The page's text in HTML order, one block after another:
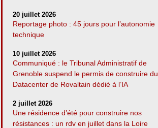
20 juillet 2026
Reportage photo : 45 jours pour l’autonomie
technique
10 juillet 2026
Communiqué : le Tribunal Administratif de
Grenoble suspend le permis de construire du
Datacenter de Rovaltain dédié à l’IA
2 juillet 2026
Une résidence d’été pour construire nos
résistances : un rdv en juillet dans la Loire